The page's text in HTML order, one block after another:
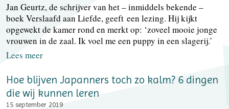
Jan Geurtz, de schrijver van het – inmiddels bekende –
boek Verslaafd aan Liefde, geeft een lezing. Hij kijkt
opgewekt de kamer rond en merkt op: ‘zoveel mooie jonge
vrouwen in de zaal. Ik voel me een puppy in een slagerij.’
Lees meer
Hoe blijven Japanners toch zo kalm? 6 dingen
die wij kunnen leren
15 september 2019